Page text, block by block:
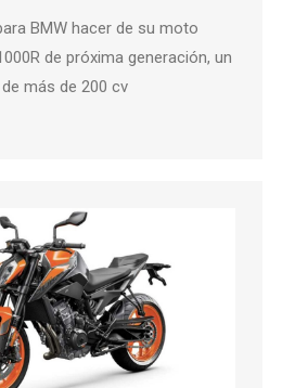
BMW hacer de su moto
de próxima generación, un
más de 200 cv